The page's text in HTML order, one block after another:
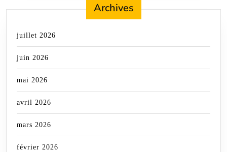
Archives
juillet 2026
juin 2026
mai 2026
avril 2026
mars 2026
février 2026